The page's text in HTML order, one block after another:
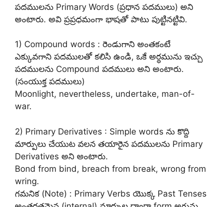
పదములను Primary Words (ప్రధాన పదములు) అని
అంటారు. అవి ప్రప్రధమంగా భాషతో పాటు పుట్టినట్టివి.
1) Compound words : రెండుగాని అంతకంటే
ఎక్కువగాని పదములతో కలిసి ఉండి, ఒకే అర్ధమును ఇచ్చు
పదములను Compound పదములు అని అంటారు.
(సంయుక్త పదములు)
Moonlight, nevertheless, undertake, man-of-
war.
2) Primary Derivatives : Simple words ను కొద్ది
మార్పులు చేయుట వలన తయారైన పదములను Primary
Derivatives అని అంటారు.
Bond from bind, breach from break, wrong from
wring.
గమనిక (Note) : Primary Verbs యొక్క Past Tenses